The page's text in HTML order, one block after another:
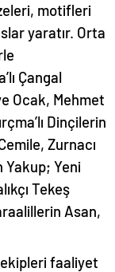
motifleri
yaratır. Orta
Çangal
Ocak, Mehmet
Dinçilerin
Zurnacı
Yakup; Yeni
Tekeş
Asan,
faaliyet